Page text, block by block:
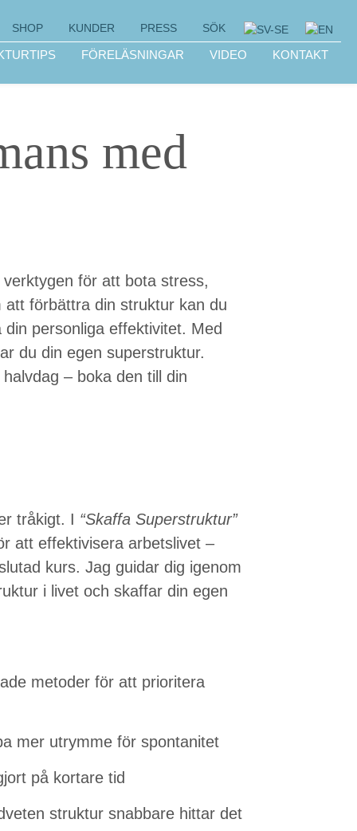
FÖRELÄSNINGAR VIDEO KONTAKT
SHOP KUNDER PRESS SÖK
med
för att bota stress,
förbättra din struktur kan du
personliga effektivitet. Med
du din egen superstruktur.
– boka den till din
tråkigt. I “Skaffa Superstruktur”
att effektivisera arbetslivet –
kurs. Jag guidar dig igenom
i livet och skaffar din egen
metoder för att prioritera
mer utrymme för spontanitet
på kortare tid
struktur snabbare hittar det